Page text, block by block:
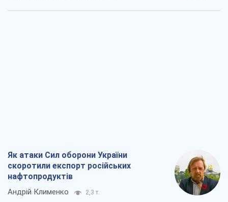
Як атаки Сил оборони України
скоротили експорт російських
нафтопродуктів
Андрій Клименко 2,3 т.